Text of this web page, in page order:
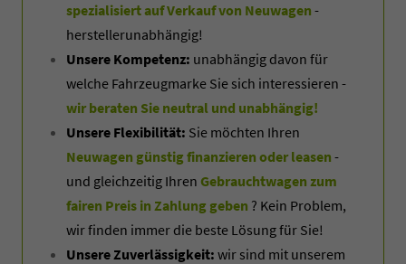
spezialisiert auf Verkauf von Neuwagen -
herstellerunabhängig!
Unsere Kompetenz: unabhängig davon für
welche Fahrzeugmarke Sie sich interessieren -
wir beraten Sie neutral und unabhängig!
Unsere Flexibilität: Sie möchten Ihren
Neuwagen günstig finanzieren oder leasen -
und gleichzeitig Ihren Gebrauchtwagen zum
fairen Preis in Zahlung geben ? Kein Problem,
wir finden immer die beste Lösung für Sie!
Unsere Zuverlässigkeit: wir sind mit unserem